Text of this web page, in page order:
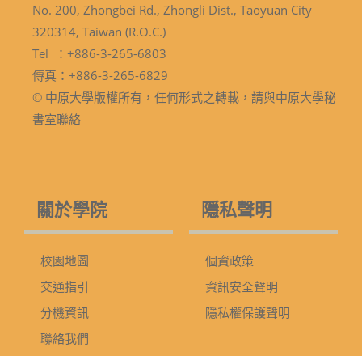
No. 200, Zhongbei Rd., Zhongli Dist., Taoyuan City
320314, Taiwan (R.O.C.)
Tel ：+886-3-265-6803
傳真：+886-3-265-6829
© 中原大學版權所有，任何形式之轉載，請與中原大學秘
書室聯絡
關於學院
校園地圖
交通指引
分機資訊
聯絡我們
隱私聲明
個資政策
資訊安全聲明
隱私權保護聲明